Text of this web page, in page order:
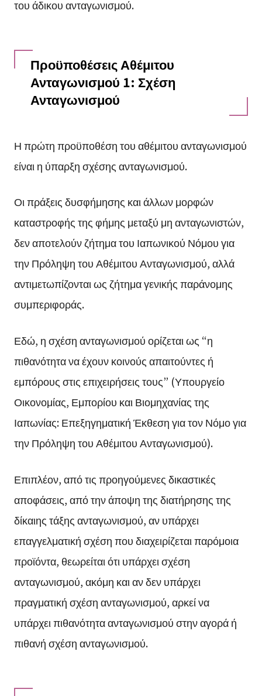
του άδικου ανταγωνισμού.
Προϋποθέσεις Αθέμιτου
Ανταγωνισμού 1: Σχέση
Ανταγωνισμού
Η πρώτη προϋποθέση του αθέμιτου ανταγωνισμού
είναι η ύπαρξη σχέσης ανταγωνισμού.
Οι πράξεις δυσφήμησης και άλλων μορφών
καταστροφής της φήμης μεταξύ μη ανταγωνιστών,
δεν αποτελούν ζήτημα του Ιαπωνικού Νόμου για
την Πρόληψη του Αθέμιτου Ανταγωνισμού, αλλά
αντιμετωπίζονται ως ζήτημα γενικής παράνομης
συμπεριφοράς.
Εδώ, η σχέση ανταγωνισμού ορίζεται ως “η
πιθανότητα να έχουν κοινούς απαιτούντες ή
εμπόρους στις επιχειρήσεις τους” (Υπουργείο
Οικονομίας, Εμπορίου και Βιομηχανίας της
Ιαπωνίας: Επεξηγηματική Έκθεση για τον Νόμο για
την Πρόληψη του Αθέμιτου Ανταγωνισμού).
Επιπλέον, από τις προηγούμενες δικαστικές
αποφάσεις, από την άποψη της διατήρησης της
δίκαιης τάξης ανταγωνισμού, αν υπάρχει
επαγγελματική σχέση που διαχειρίζεται παρόμοια
προϊόντα, θεωρείται ότι υπάρχει σχέση
ανταγωνισμού, ακόμη και αν δεν υπάρχει
πραγματική σχέση ανταγωνισμού, αρκεί να
υπάρχει πιθανότητα ανταγωνισμού στην αγορά ή
πιθανή σχέση ανταγωνισμού.